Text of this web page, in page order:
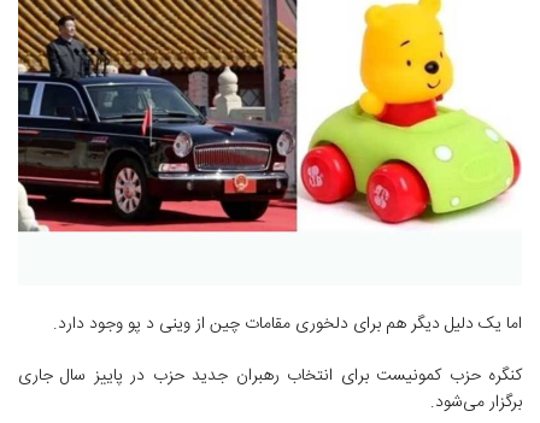
اما یک دلیل دیگر هم برای دلخوری مقامات چین از وینی د پو وجود دارد.
کنگره حزب کمونیست برای انتخاب رهبران جدید حزب در پاییز سال جاری
برگزار می‌شود.